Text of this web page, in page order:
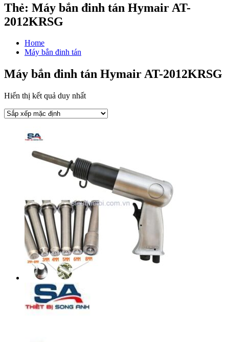
Thẻ: Máy bắn đinh tán Hymair AT-
2012KRSG
Home
Máy bắn đinh tán
Máy bắn đinh tán Hymair AT-2012KRSG
Hiển thị kết quả duy nhất